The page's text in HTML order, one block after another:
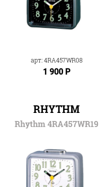
арт: 4RA457WR08
1 900 Р
RHYTHM
Rhythm 4RA457WR19